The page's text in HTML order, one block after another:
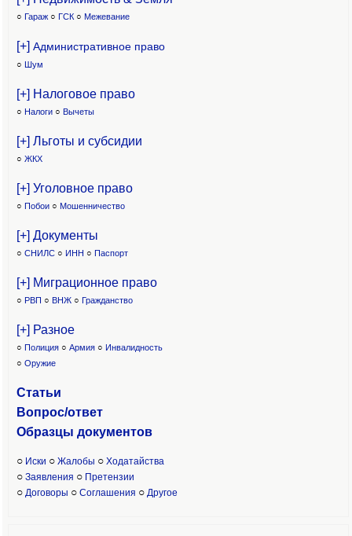
○ Гараж ○ ГСК ○ Межевание
[+] Административное право
○ Шум
[+] Налоговое право
○ Налоги ○ Вычеты
[+] Льготы и субсидии
○ ЖКХ
[+] Уголовное право
○ Побои ○ Мошенничество
[+] Документы
○ СНИЛС ○ ИНН ○ Паспорт
[+] Миграционное право
○ РВП ○ ВНЖ ○ Гражданство
[+] Разное
○ Полиция ○ Армия ○ Инвалидность
○ Оружие
Статьи
Вопрос/ответ
Образцы документов
○ Иски ○ Жалобы ○ Ходатайства
○ Заявления ○ Претензии
○ Договоры ○ Соглашения ○ Другое